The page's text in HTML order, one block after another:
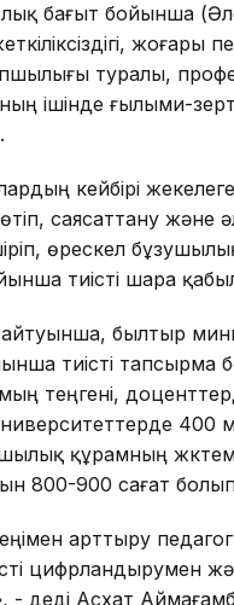
бағыт бойынша
жоғары
туралы,
ішінде ғылыми-
кейбірі
саясаттану және
өрескел
тиісті шара
былтыр
тиісті тапсырма
теңгені,
құрамның
800-900 сағат
арттыру
цифрландырумен
- деді Асхат